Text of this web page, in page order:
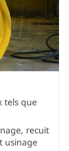
tels que
recuit
usinage